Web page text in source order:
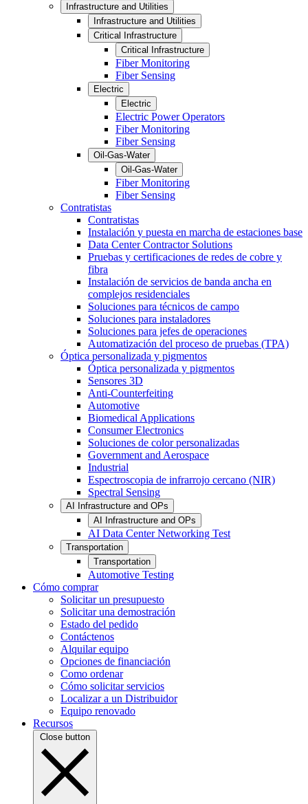
Infrastructure and Utilities
Infrastructure and Utilities
Critical Infrastructure
Critical Infrastructure
Fiber Monitoring
Fiber Sensing
Electric
Electric
Electric Power Operators
Fiber Monitoring
Fiber Sensing
Oil-Gas-Water
Oil-Gas-Water
Fiber Monitoring
Fiber Sensing
Contratistas
Contratistas
Instalación y puesta en marcha de estaciones base
Data Center Contractor Solutions
Pruebas y certificaciones de redes de cobre y
fibra
Instalación de servicios de banda ancha en
complejos residenciales
Soluciones para técnicos de campo
Soluciones para instaladores
Soluciones para jefes de operaciones
Automatización del proceso de pruebas (TPA)
Óptica personalizada y pigmentos
Óptica personalizada y pigmentos
Sensores 3D
Anti-Counterfeiting
Automotive
Biomedical Applications
Consumer Electronics
Soluciones de color personalizadas
Government and Aerospace
Industrial
Espectroscopia de infrarrojo cercano (NIR)
Spectral Sensing
AI Infrastructure and OPs
AI Infrastructure and OPs
AI Data Center Networking Test
Transportation
Transportation
Automotive Testing
Cómo comprar
Solicitar un presupuesto
Solicitar una demostración
Estado del pedido
Contáctenos
Alquilar equipo
Opciones de financiación
Como ordenar
Cómo solicitar servicios
Localizar a un Distribuidor
Equipo renovado
Recursos
Close button